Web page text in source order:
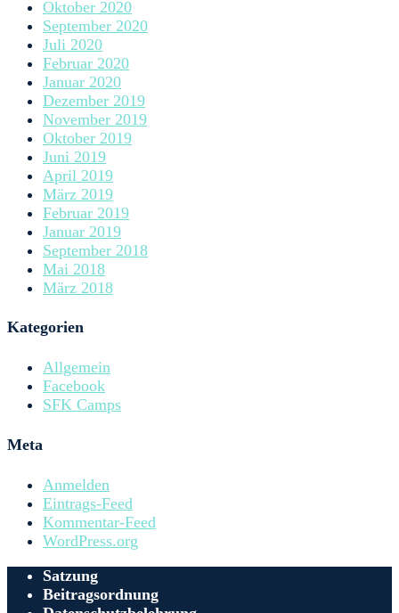
Oktober 2020
September 2020
Juli 2020
Februar 2020
Januar 2020
Dezember 2019
November 2019
Oktober 2019
Juni 2019
April 2019
März 2019
Februar 2019
Januar 2019
September 2018
Mai 2018
März 2018
Kategorien
Allgemein
Facebook
SFK Camps
Meta
Anmelden
Eintrags-Feed
Kommentar-Feed
WordPress.org
Satzung
Beitragsordnung